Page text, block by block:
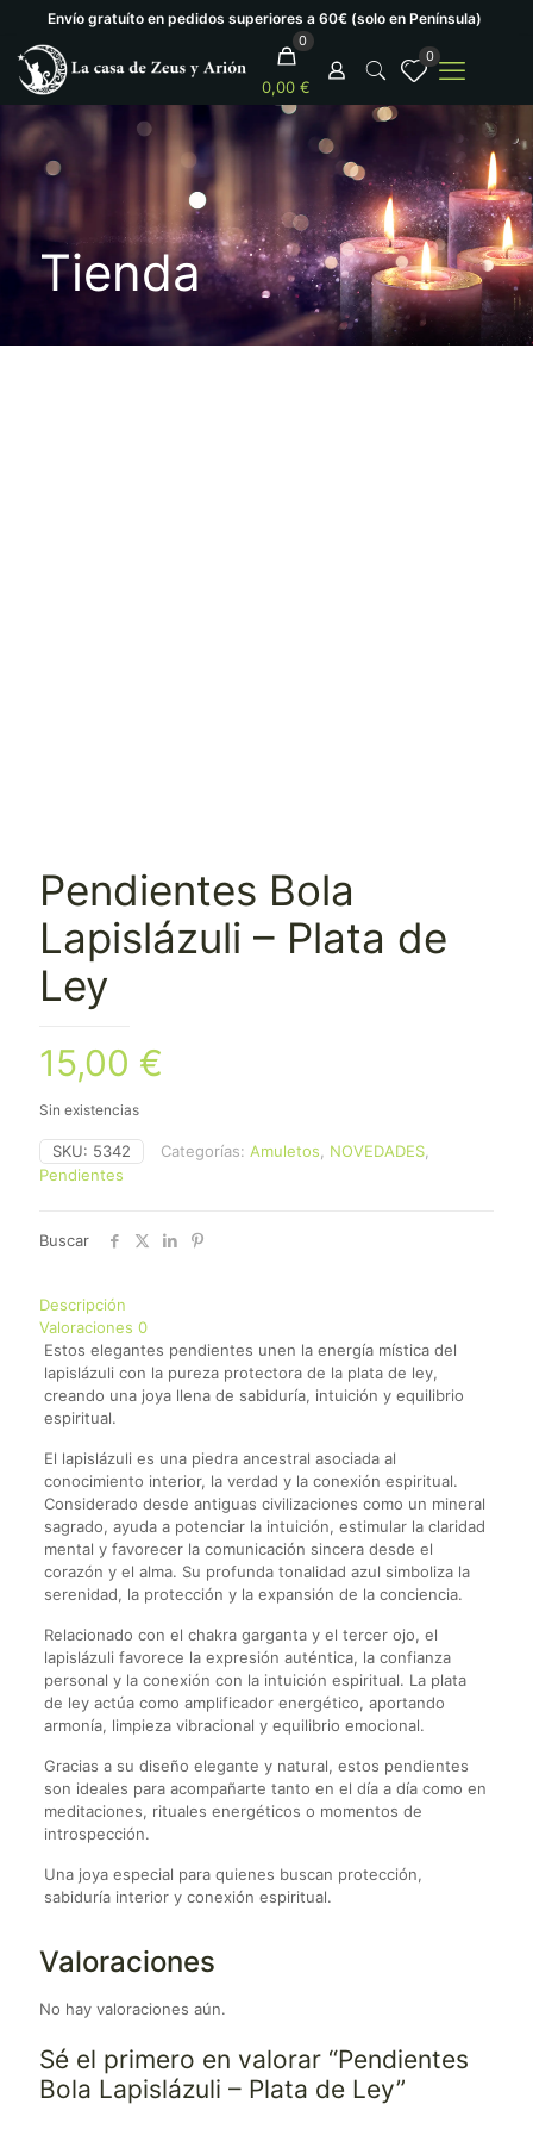
Envío gratuíto en pedidos superiores a 60€ (solo en Península)
0
0,00 €
0
Tienda
Pendientes Bola
Lapislázuli – Plata de
Ley
15,00 €
Sin existencias
SKU: 5342 Categorías: Amuletos NOVEDADES
Pendientes
Buscar
Descripción
Valoraciones 0
Estos elegantes pendientes unen la energía mística del
lapislázuli con la pureza protectora de la plata de ley,
creando una joya llena de sabiduría, intuición y equilibrio
espiritual.
El lapislázuli es una piedra ancestral asociada al
conocimiento interior, la verdad y la conexión espiritual.
Considerado desde antiguas civilizaciones como un mineral
sagrado, ayuda a potenciar la intuición, estimular la claridad
mental y favorecer la comunicación sincera desde el
corazón y el alma. Su profunda tonalidad azul simboliza la
serenidad, la protección y la expansión de la conciencia.
Relacionado con el chakra garganta y el tercer ojo, el
lapislázuli favorece la expresión auténtica, la confianza
personal y la conexión con la intuición espiritual. La plata
de ley actúa como amplificador energético, aportando
armonía, limpieza vibracional y equilibrio emocional.
Gracias a su diseño elegante y natural, estos pendientes
son ideales para acompañarte tanto en el día a día como en
meditaciones, rituales energéticos o momentos de
introspección.
Una joya especial para quienes buscan protección,
sabiduría interior y conexión espiritual.
Valoraciones
No hay valoraciones aún.
Sé el primero en valorar “Pendientes
Bola Lapislázuli – Plata de Ley”